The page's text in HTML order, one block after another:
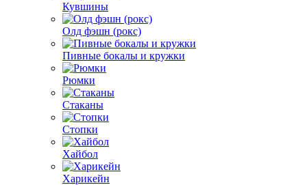
Кувшины
Олд фэшн (рокс)
Пивные бокалы и кружки
Рюмки
Стаканы
Стопки
Хайбол
Харикейн